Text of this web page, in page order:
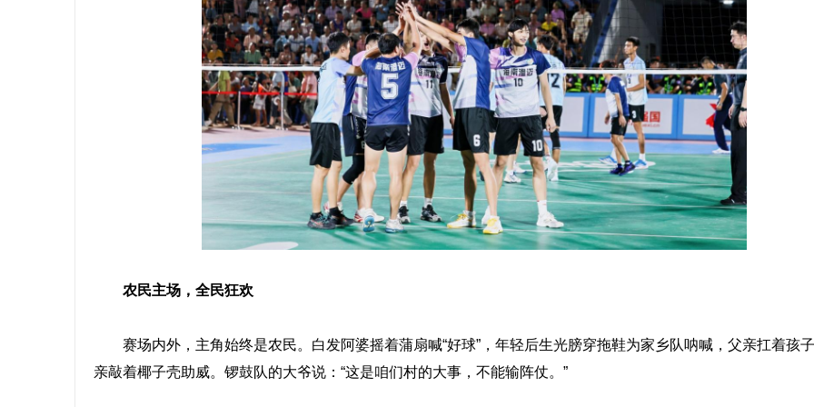
农民主场，全民狂欢
赛场内外，主角始终是农民。白发阿婆摇着蒲扇喊“好球”，年轻后生光膀穿拖鞋为家乡队呐喊，父亲扛着孩
亲敲着椰子壳助威。锣鼓队的大爷说：“这是咱们村的大事，不能输阵仗。”